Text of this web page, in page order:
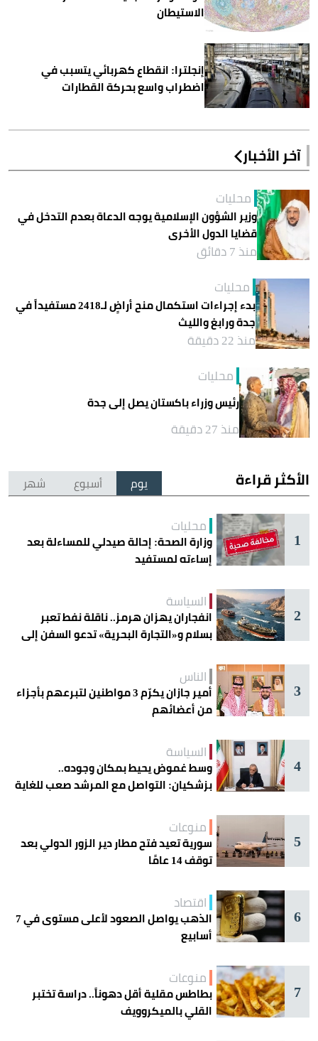
الاستيطان
إنجلترا: انقطاع كهربائي يتسبب في
اضطراب واسع بحركة القطارات
آخر الأخبار
محليات
وزير الشؤون الإسلامية يوجه الدعاة بعدم التدخل في
قضايا الدول الأخرى
منذ 7 دقائق
محليات
بدء إجراءات استكمال منح أراضٍ لـ2418 مستفيداً في
جدة ورابغ والليث
منذ 22 دقيقة
محليات
رئيس وزراء باكستان يصل إلى جدة
منذ 27 دقيقة
الأكثر قراءة يوم أسبوع شهر
1
محليات
وزارة الصحة: إحالة صيدلي للمساءلة بعد
إساءته لمستفيد
2
السياسة
انفجاران يهزان هرمز.. ناقلة نفط تعبر
بسلام و«التجارة البحرية» تدعو السفن إلى
3
الناس
أمير جازان يكرّم 3 مواطنين لتبرعهم بأجزاء
من أعضائهم
4
السياسة
وسط غموض يحيط بمكان وجوده..
بزشكيان: التواصل مع المرشد صعب للغاية
5
منوعات
سورية تعيد فتح مطار دير الزور الدولي بعد
توقف 14 عامًا
6
اقتصاد
الذهب يواصل الصعود لأعلى مستوى في 7
أسابيع
7
منوعات
بطاطس مقلية أقل دهوناً.. دراسة تختبر
القلي بالميكروويف